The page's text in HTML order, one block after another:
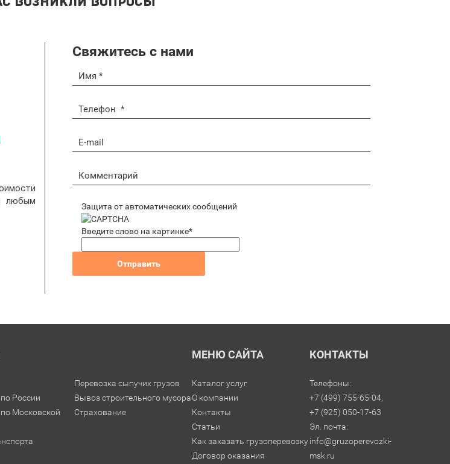
любым
Свяжитесь с нами
Защита от автоматических сообщений
Введите слово на картинке*
России
Московской
Перевозка сыпучих грузов
Вывоз строительного мусора
Страхование
МЕНЮ САЙТА
Каталог услуг
О компании
Контакты
Статьи
Как заказать грузоперевозку
Договор оказания
КОНТАКТЫ
Телефоны:
+7 (499) 755-65-04,
+7 (925) 050-17-63
Эл. почта:
info@gruzoperevozki-
msk.ru